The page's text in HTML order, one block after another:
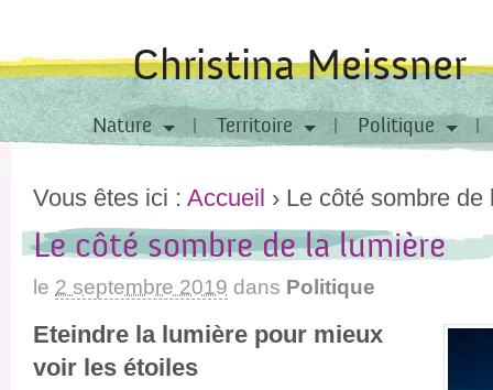
Christina Meissner
Nature Territoire Politique
Vous êtes ici : Accueil › Le côté sombre de
Le côté sombre de la lumière
le 2 septembre 2019 dans Politique
Eteindre la lumière pour mieux
voir les étoiles